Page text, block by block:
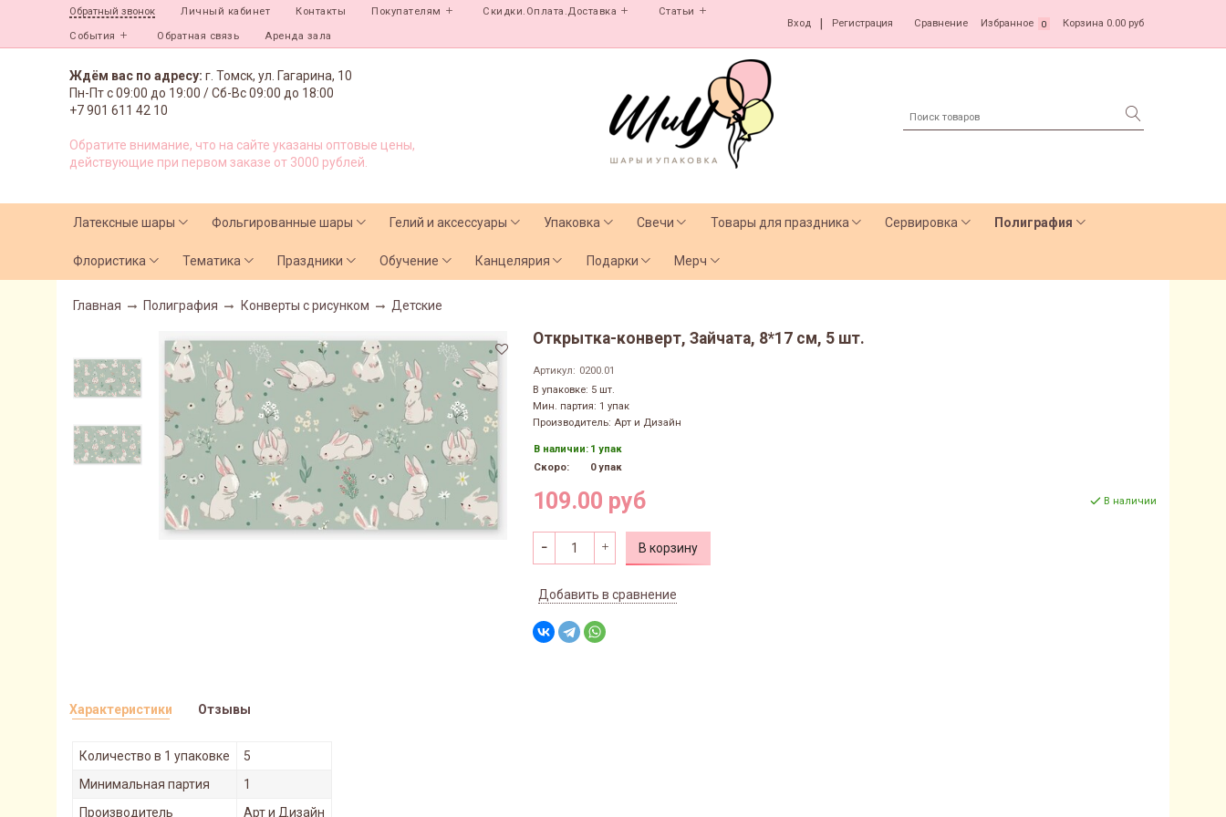
Обратный звонок Личный кабинет Контакты Покупателям Скидки.Оплата.Доставка Статьи
События Обратная связь Аренда зала
Вход Регистрация Сравнение Избранное 0 Корзина 0.00 руб
Ждём вас по адресу: г. Томск, ул. Гагарина, 10
Пн-Пт с09:00 до 19:00 /Сб-Вс 09:00 до 18:00
+7 901 611 42 10
Обратите внимание, что на сайте указаны оптовые цены,
действующие при первом заказе от 3000 рублей.
Латексные шары Фольгированные шары Гелий и аксессуары Упаковка Свечи Товары для праздника Сервировка Полиграфия
Флористика Тематика Праздники Обучение Канцелярия Подарки Мерч
Главная Полиграфия Конверты с рисунком Детские
Открытка-конверт, Зайчата, 8*17 см, 5 шт.
Артикул: 0200.01
В упаковке: 5 шт.
Мин. партия: 1 упак
Производитель: Арт и Дизайн
В наличии: 1 упак
Скоро:
0 упак
109.00 руб В наличии
В корзину
Добавить в сравнение
Характеристики
Количество в 1 упаковке
5
Минимальная партия
1
Производитель
Арт и Дизайн
Отзывы